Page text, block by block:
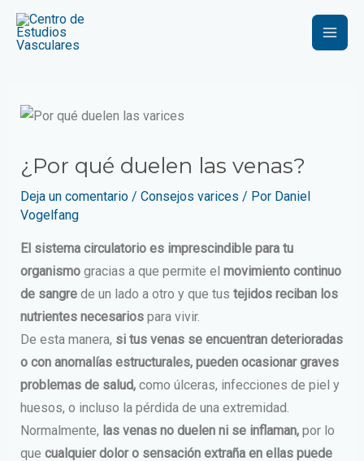
Main
¿Por qué duelen las venas?
Deja un comentario / Consejos varices / Por Daniel
Vogelfang
El sistema circulatorio es imprescindible para tu
organismogracias a que permite el movimiento continuo
de sangrede un lado a otro y que tus tejidos reciban los
nutrientes necesariospara vivir.
De esta manera, si tus venas se encuentran deterioradas
o con anomalías estructurales, pueden ocasionar graves
problemas de salud,como úlceras, infecciones de piel y
huesos, o incluso la pérdida de una extremidad.
Normalmente, las venas no duelen ni se inflaman,por lo
que cualquier dolor o sensación extraña en ellas puede
Navegación
de